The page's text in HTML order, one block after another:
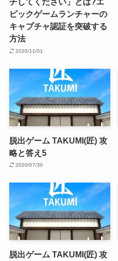
ピックゲームランチャーの
キャプチャ認証を突破する
方法
2020/11/01
脱出ゲーム TAKUMI(匠) 攻
略と答え5
2020/07/30
脱出ゲーム TAKUMI(匠) 攻